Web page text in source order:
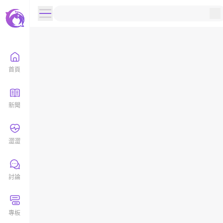
首頁
新聞
澀澀
討論
專板